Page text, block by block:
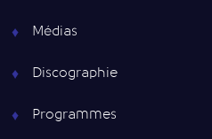
Médias
Discographie
Programmes